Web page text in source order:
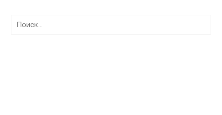
Найти: